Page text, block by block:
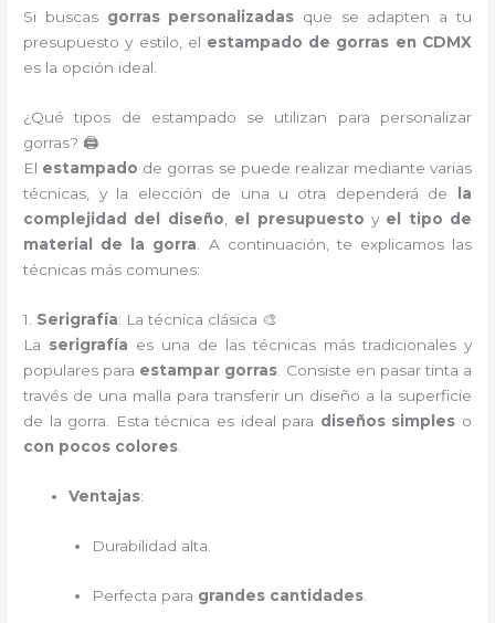
Si buscas gorras personalizadas que se adapten a tu
presupuesto y estilo, el estampado de gorras en CDMX
es la opción ideal.
¿Qué tipos de estampado se utilizan para personalizar
gorras? 🖨️
El estampado de gorras se puede realizar mediante varias
técnicas, y la elección de una u otra dependerá de
la
complejidad del diseño, el presupuesto y el tipo de
material de la gorra. A continuación, te explicamos las
técnicas más comunes:
1. Serigrafía: La técnica clásica 🎨
La serigrafía es una de las técnicas más tradicionales y
populares para estampar gorras . Consiste en pasar tinta a
través de una malla para transferir un diseño a la superficie
de la gorra. Esta técnica es ideal para diseños simples o
con pocos colores
Ventajas:
Durabilidad alta.
Perfecta para grandes cantidades.